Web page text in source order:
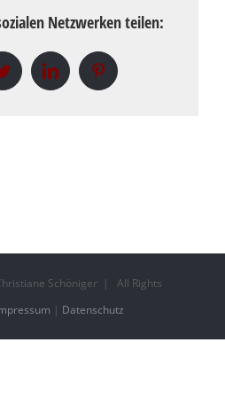
Netzwerken teilen:
TwitterLinkedInPinterest
Schöniger | All Rights
| Datenschutz